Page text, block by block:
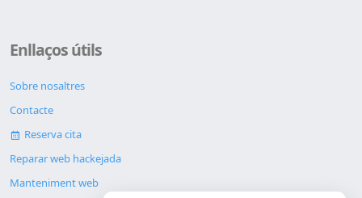
Enllaços útils
Sobre nosaltres
Contacte
Reserva cita
Reparar web hackejada
Manteniment web